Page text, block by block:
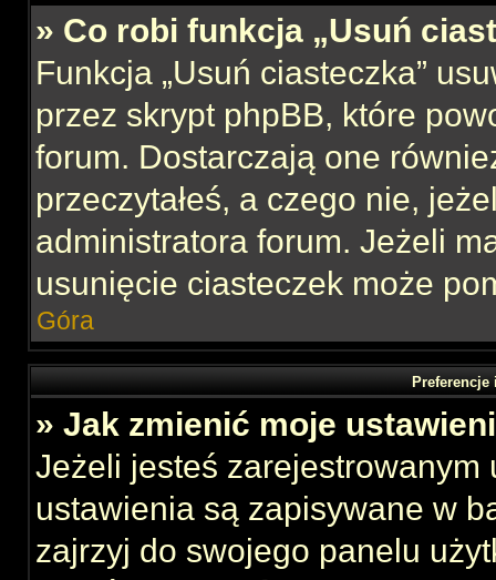
» Co robi funkcja „Usuń
Funkcja „Usuń ciasteczka”
przez skrypt phpBB, które
forum. Dostarczają one
przeczytałeś, a czego nie,
administratora forum. Jeżeli
usunięcie ciasteczek może
Góra
» Jak zmienić moje
Jeżeli jesteś zarejestrowanym
ustawienia są zapisywane w
zajrzyj do swojego panelu